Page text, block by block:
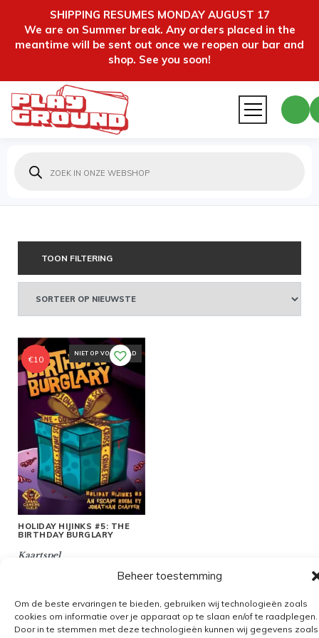
SHIPPING RESUMES MONDAY AUGUST 17
We are on Summer break. Any orders placed in the
meantime will be sent out once we reopen our bar and
shop. See you soon!
Beheer toestemming
Om de beste ervaringen te bieden, gebruiken wij technologieën zoals
cookies om informatie over je apparaat op te slaan en/of te raadplegen.
Door in te stemmen met deze technologieën kunnen wij gegevens zoals
zoeken
TOON FILTERING
NIET OP VOORRAAD
HOLIDAY HIJINKS #5: THE
BIRTHDAY BURGLARY
Kaartspel
€10